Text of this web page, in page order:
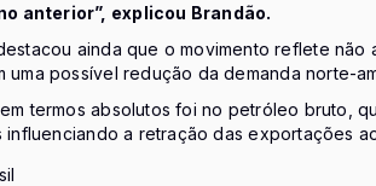
anterior”, explicou Brandão.
ainda que o movimento reflete não
uma possível redução da demanda norte-
termos absolutos foi no petróleo bruto,
a retração das exportações